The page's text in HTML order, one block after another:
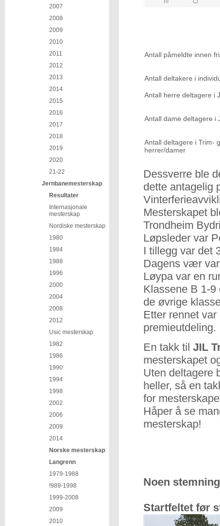
2007
2008
2009
2010
2011
2012
2013
2014
2015
2016
2017
2018
2019
2020
21-22
Jernbanemesterskap
Resultater
Internasjonale
mesterskap
Nordiske mesterskap
1980
1984
1988
1996
2000
2004
2008
2012
Usic mesterskap
1982
1986
1990
1994
1998
2002
2006
2009
2014
Norske mesterskap
Langrenn
1979-1988
!989-1998
1999-2008
2009
2010
Antall påmeldte innen
Antall deltakere i
Antall herre deltagere i
Antall dame deltagere i
Antall deltagere i Trim-
herrer/damer
Dessverre ble
dette antagelig
Mesterskapet
Trondheim
Løpsleder var
I tillegg var det
Dagens vær
Løypa var en
Klassene B 1-9
de øvrige
Etter rennet
premieutdeling.
En takk til JIL
mesterskapet
Uten deltagere
heller, så en
for
Håper å se
mesterskap!
Noen
Startfeltet før